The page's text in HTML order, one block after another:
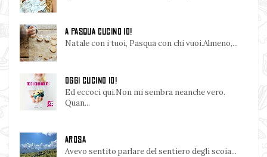
A PASQUA CUCINO IO!
Natale con i tuoi, Pasqua con chi vuoi.Almeno,...
OGGI CUCINO IO!
Ed eccoci qui.Non mi sembra neanche vero.
Quan...
AROSA
Avevo sentito parlare del sentiero degli scoia...